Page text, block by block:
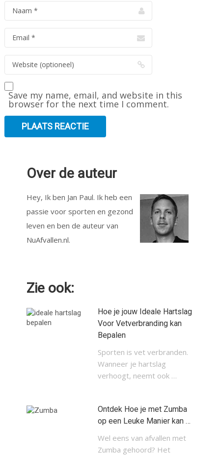
Save my name, email, and website in this
browser for the next time I comment.
Over de auteur
Hey, Ik ben Jan Paul. Ik heb een
passie voor sporten en gezond
leven en ben de auteur van
NuAfvallen.nl.
Zie ook:
Hoe je jouw Ideale Hartslag
Voor Vetverbranding kan
Bepalen
Sporten is vet verbranden.
Wanneer je hartslag
verhoogt, neemt ook …
Ontdek Hoe je met Zumba
op een Leuke Manier kan …
Wel eens van afvallen met
Zumba gehoord? Het